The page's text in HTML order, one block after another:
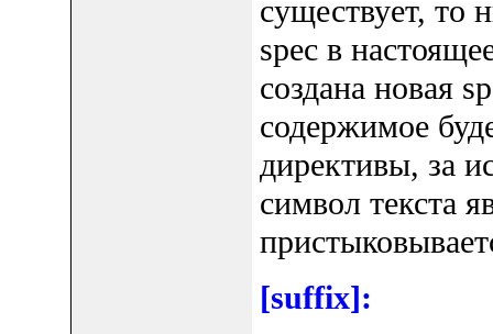
существует, то
spec в
создана новая
содержимое
директивы, за
символ текста
[suffix]: